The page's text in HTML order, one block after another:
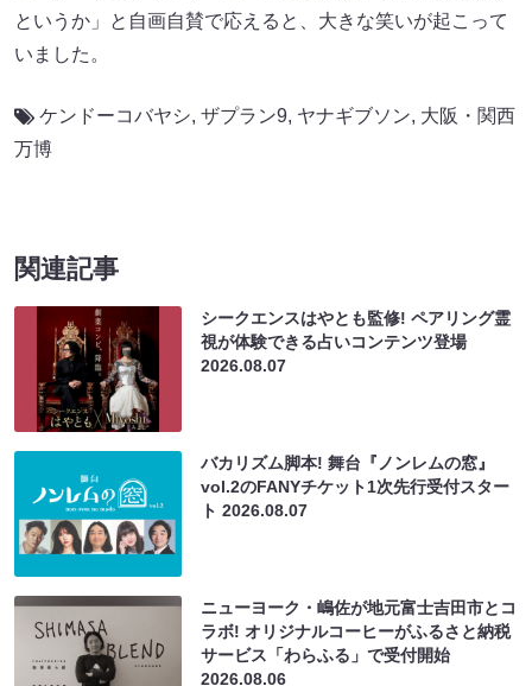
というか」と自画自賛で応えると、大きな笑いが起こって
いました。
ケンドーコバヤシ, ザプラン9, ヤナギブソン, 大阪・関西
万博
関連記事
シークエンスはやとも監修! ペアリング霊
視が体験できる占いコンテンツ登場
2026.08.07
バカリズム脚本! 舞台『ノンレムの窓』
vol.2のFANYチケット1次先行受付スター
ト2026.08.07
ニューヨーク・嶋佐が地元富士吉田市とコ
ラボ! オリジナルコーヒーがふるさと納税
サービス「わらふる」で受付開始
2026.08.06